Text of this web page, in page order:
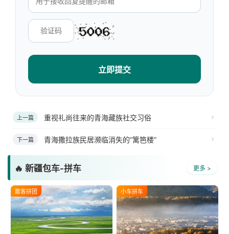
立即提交
上一篇 重视礼尚往来的青海藏族社交习俗
下一篇 青海撒拉族民居濒临消失的“篱笆楼”
🔥 新疆包车-拼车 更多 >
散客拼团 小车拼车